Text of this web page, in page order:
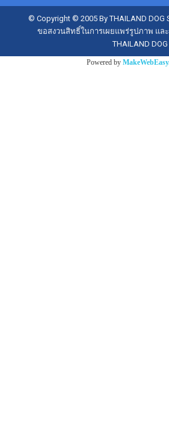
© Copyright © 2005 By THAILAND DOG
ขอสงวนสิทธิ์ในการเผยแพร่รูปภาพ แล
THAILAND
Powered by